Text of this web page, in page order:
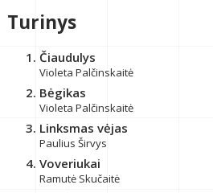
Turinys
Čiaudulys
Violeta Palčinskaitė
Bėgikas
Violeta Palčinskaitė
Linksmas vėjas
Paulius Širvys
Voveriukai
Ramutė Skučaitė